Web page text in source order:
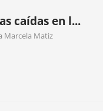
caídas en l...
Marcela Matiz